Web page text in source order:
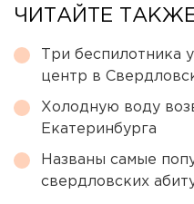
ЧИТАЙТЕ
Три беспилотника
центр в
Холодную воду
Екатеринбурга
Названы самые
свердловских